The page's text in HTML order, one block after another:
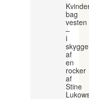
bag
vesten
–
i
af
en
rocker
af
Stine